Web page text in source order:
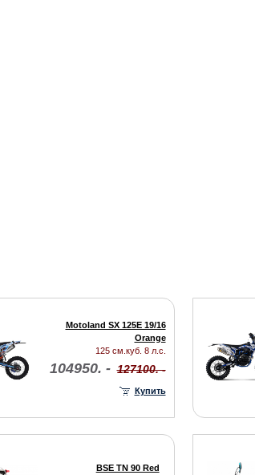
Motoland SX 125E 19/16
Orange
125 см.куб. 8 л.с.
104950. - 127100. -
Купить
BSE TN 90 Red